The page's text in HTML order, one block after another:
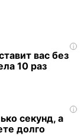
i
вас без
10 раз
i
секунд, а
долго